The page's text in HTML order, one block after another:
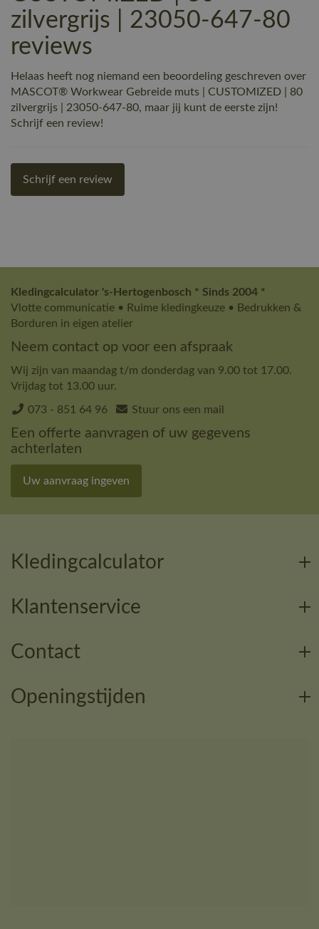
zilvergrijs | 23050-647-80
reviews
Helaas heeft nog niemand een beoordeling geschreven over
MASCOT® Workwear Gebreide muts | CUSTOMIZED | 80
zilvergrijs | 23050-647-80, maar jij kunt de eerste zijn!
Schrijf een review!
Schrijf een review
Kledingcalculator 's-Hertogenbosch * Sinds 2004 *
Vlotte communicatie • Ruime kledingkeuze • Bedrukken &
Borduren in eigen atelier
Neem contact op voor een afspraak
Wij zijn van maandag t/m donderdag van 9.00 tot 17.00.
Vrijdag tot 13.00 uur.
073 - 851 64 96 Stuur ons een mail
Een offerte aanvragen of uw gegevens
achterlaten
Uw aanvraag ingeven
Kledingcalculator
Klantenservice
Contact
Openingstijden